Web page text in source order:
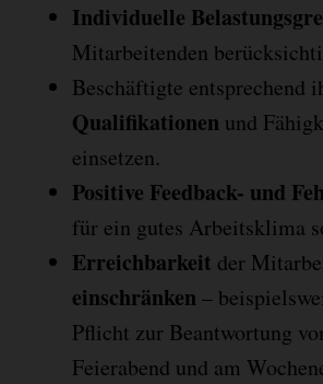
Individuelle
Mitarbeitenden
Beschäftigte entsprechend
Qualifikationen und
einsetzen.
Positive Feedback- und
für ein gutes Arbeitsklima
Erreichbarkeit der
einschränken –
Pflicht zur Beantwortung
Feierabend und am